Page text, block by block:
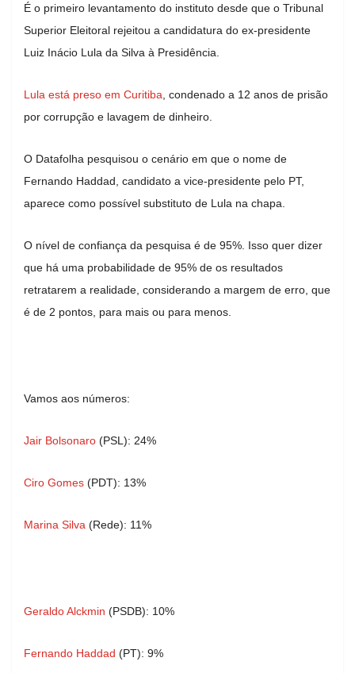
É o primeiro levantamento do instituto desde que o Tribunal
Superior Eleitoral rejeitou a candidatura do ex-presidente
Luiz Inácio Lula da Silva à Presidência.
Lula está preso em Curitiba , condenado a 12 anos de prisão
por corrupção e lavagem de dinheiro.
O Datafolha pesquisou o cenário em que o nome de
Fernando Haddad, candidato a vice-presidente pelo PT,
aparece como possível substituto de Lula na chapa.
O nível de confiança da pesquisa é de 95%. Isso quer dizer
que há uma probabilidade de 95% de os resultados
retratarem a realidade, considerando a margem de erro, que
é de 2 pontos, para mais ou para menos.
Vamos aos números:
Jair Bolsonaro (PSL): 24%
Ciro Gomes (PDT): 13%
Marina Silva (Rede): 11%
Geraldo Alckmin (PSDB): 10%
Fernando Haddad (PT): 9%